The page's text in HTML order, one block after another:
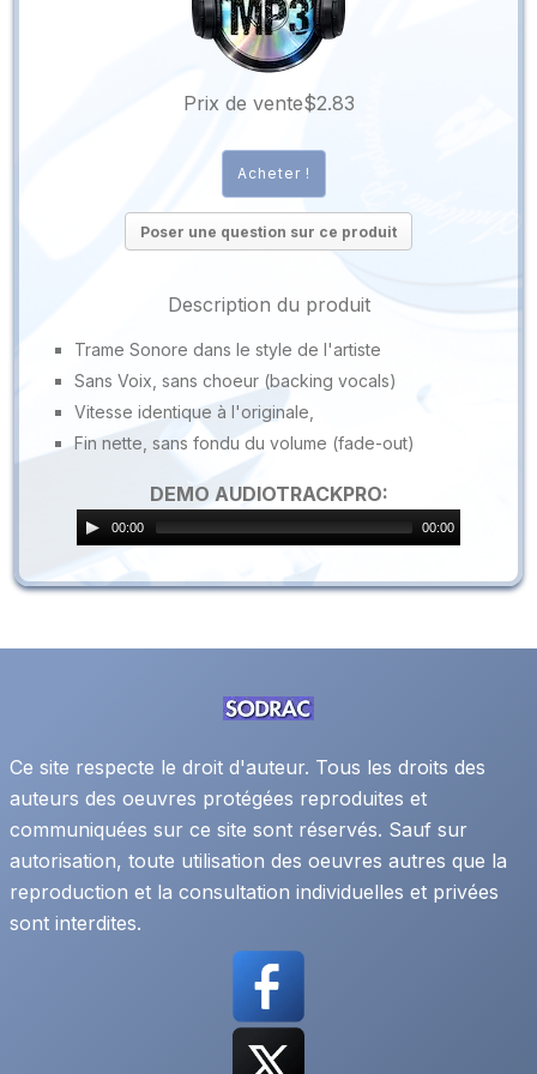
Prix ​​de vente$2.83
Poser une question sur ce produit
Description du produit
Trame Sonore dans le style de l'artiste
Sans Voix, sans choeur (backing vocals)
Vitesse identique à l'originale,
Fin nette, sans fondu du volume (fade-out)
DEMO AUDIOTRACKPRO:
00:00 00:00
Ce site respecte le droit d'auteur. Tous les droits des
auteurs des oeuvres protégées reproduites et
communiquées sur ce site sont réservés. Sauf sur
autorisation, toute utilisation des oeuvres autres que la
reproduction et la consultation individuelles et privées
sont interdites.